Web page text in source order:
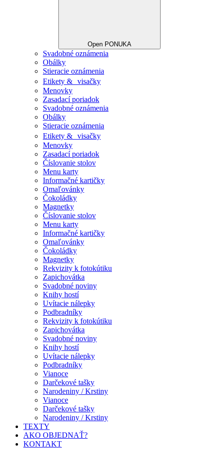
Open PONUKA
Svadobné oznámenia
Obálky
Stieracie oznámenia
Etikety & visačky
Menovky
Zasadací poriadok
Svadobné oznámenia
Obálky
Stieracie oznámenia
Etikety & visačky
Menovky
Zasadací poriadok
Číslovanie stolov
Menu karty
Informačné kartičky
Omaľovánky
Čokoládky
Magnetky
Číslovanie stolov
Menu karty
Informačné kartičky
Omaľovánky
Čokoládky
Magnetky
Rekvizity k fotokútiku
Zapichovátka
Svadobné noviny
Knihy hostí
Uvítacie nálepky
Podbradníky
Rekvizity k fotokútiku
Zapichovátka
Svadobné noviny
Knihy hostí
Uvítacie nálepky
Podbradníky
Vianoce
Darčekové tašky
Narodeniny / Krstiny
Vianoce
Darčekové tašky
Narodeniny / Krstiny
TEXTY
AKO OBJEDNAŤ?
KONTAKT